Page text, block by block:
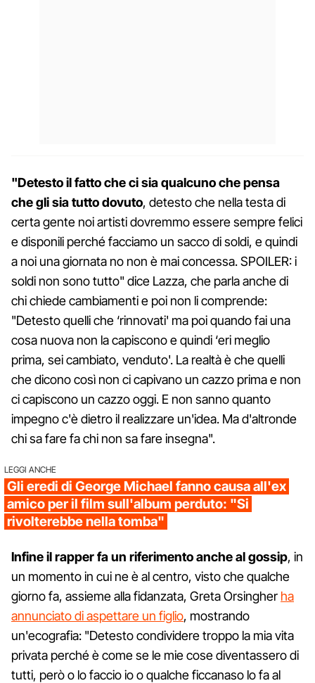
"Detesto il fatto che ci sia qualcuno che pensa
che gli sia tutto dovuto, detesto che nella testa di
certa gente noi artisti dovremmo essere sempre felici
e disponili perché facciamo un sacco di soldi, e quindi
a noi una giornata no non è mai concessa. SPOILER: i
soldi non sono tutto" dice Lazza, che parla anche di
chi chiede cambiamenti e poi non li comprende:
"Detesto quelli che ‘rinnovati' ma poi quando fai una
cosa nuova non la capiscono e quindi ‘eri meglio
prima, sei cambiato, venduto'. La realtà è che quelli
che dicono così non ci capivano un cazzo prima e non
ci capiscono un cazzo oggi. E non sanno quanto
impegno c'è dietro il realizzare un'idea. Ma d'altronde
chi sa fare fa chi non sa fare insegna".
LEGGI ANCHE
Gli eredi di George Michael fanno causa all'ex
amico per il film sull'album perduto: "Si
rivolterebbe nella tomba"
Infine il rapper fa un riferimento anche al gossip, in
un momento in cui ne è al centro, visto che qualche
giorno fa, assieme alla fidanzata, Greta Orsingher ha
annunciato di aspettare un figlio, mostrando
un'ecografia: "Detesto condividere troppo la mia vita
privata perché è come se le mie cose diventassero di
tutti, però o lo faccio io o qualche ficcanaso lo fa al